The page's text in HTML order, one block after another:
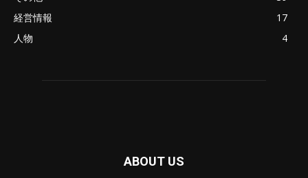
経営情報
17
人物
4
ABOUT US